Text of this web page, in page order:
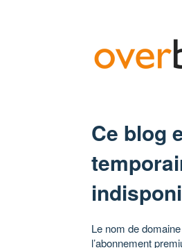
Ce blog
Le nom de
l’abonnement